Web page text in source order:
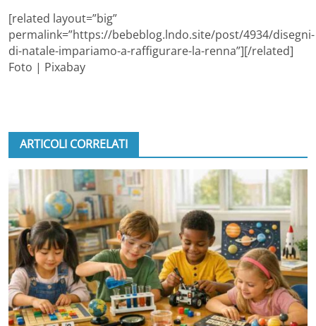
[related layout=”big”
permalink=”https://bebeblog.lndo.site/post/4934/disegni-
di-natale-impariamo-a-raffigurare-la-renna”][/related]
Foto | Pixabay
ARTICOLI CORRELATI